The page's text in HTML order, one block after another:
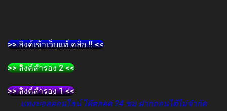
>> ลิงค์เข้าเว็บแท้ คลิก !! <<
>> ลิงค์สำรอง 2 <<
>> ลิงค์สำรอง 1 <<
แทงบอลออนไลน์ ได้ตลอด 24 ชม ฝากถอนได้ไม่จำกัด